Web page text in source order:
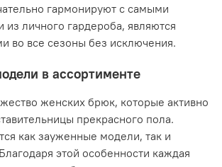
гармонируют с самыми
личного гардероба, являются
во все сезоны без исключения.
в ассортименте
женских брюк, которые активно
прекрасного пола.
как зауженные модели, так и
этой особенности каждая